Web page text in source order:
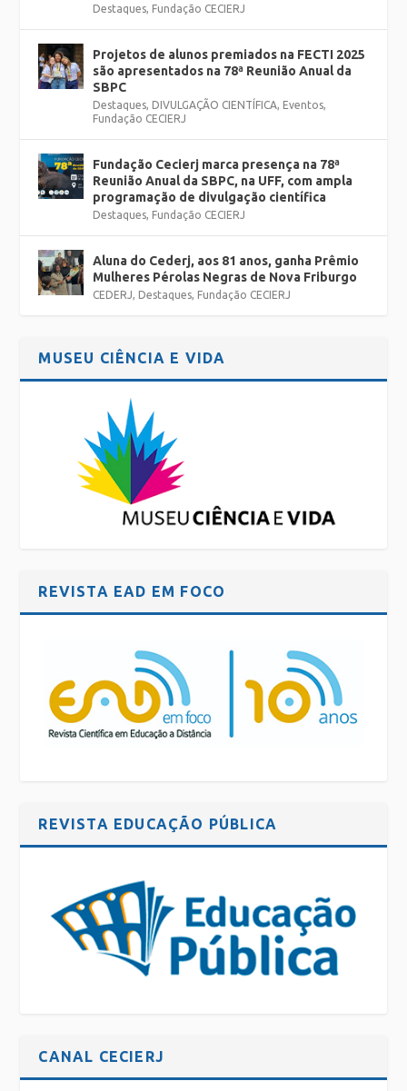
Destaques, Fundação CECIERJ
Projetos de alunos premiados na FECTI 2025
são apresentados na 78ª Reunião Anual da
SBPC
Destaques, DIVULGAÇÃO CIENTÍFICA, Eventos,
Fundação CECIERJ
Fundação Cecierj marca presença na 78ª
Reunião Anual da SBPC, na UFF, com ampla
programação de divulgação científica
Destaques, Fundação CECIERJ
Aluna do Cederj, aos 81 anos, ganha Prêmio
Mulheres Pérolas Negras de Nova Friburgo
CEDERJ, Destaques, Fundação CECIERJ
MUSEU CIÊNCIA E VIDA
REVISTA EAD EM FOCO
REVISTA EDUCAÇÃO PÚBLICA
CANAL CECIERJ